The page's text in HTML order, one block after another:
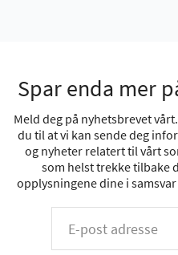
Spar enda mer
Meld deg på nyhetsbrevet
du til at vi kan sende deg
og nyheter relatert til vårt
som helst trekke tilbake
opplysningene dine i